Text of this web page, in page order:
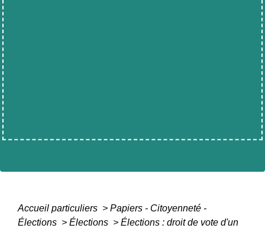
Accueil particuliers > Papiers - Citoyenneté -
Élections > Élections > Élections : droit de vote d'un